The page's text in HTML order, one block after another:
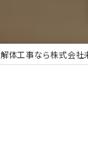
体工事なら株式会社